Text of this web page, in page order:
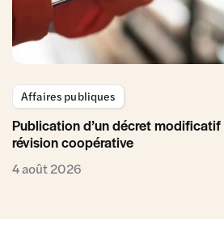
Affaires publiques
Publication d’un décret modificatif
révision coopérative
4 août 2026